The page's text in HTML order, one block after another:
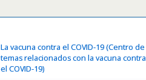
La vacuna contra el COVID-19 (Centro de
temas relacionados con la vacuna contra
el COVID-19)